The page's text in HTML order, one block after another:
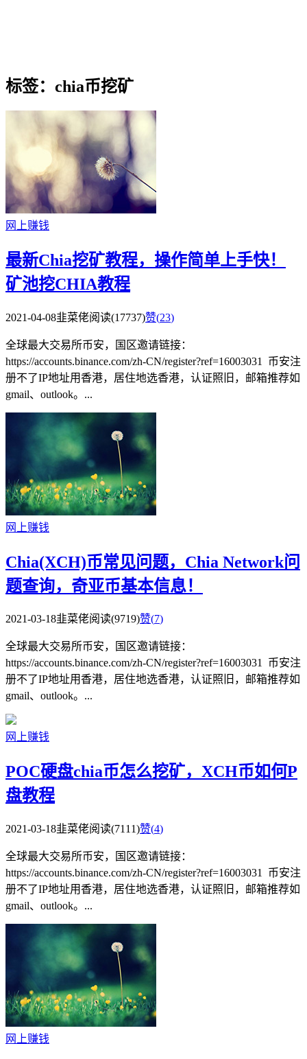
标签：chia币挖矿
网上赚钱
最新Chia挖矿教程，操作简单上手快！
矿池挖CHIA教程
2021-04-08韭菜佬阅读(17737)赞(23)
全球最大交易所币安，国区邀请链接：
https://accounts.binance.com/zh-CN/register?ref=16003031 币安注
册不了IP地址用香港，居住地选香港，认证照旧，邮箱推荐如
gmail、outlook。...
网上赚钱
Chia(XCH)币常见问题，Chia Network问
题查询，奇亚币基本信息！
2021-03-18韭菜佬阅读(9719)赞(7)
全球最大交易所币安，国区邀请链接：
https://accounts.binance.com/zh-CN/register?ref=16003031 币安注
册不了IP地址用香港，居住地选香港，认证照旧，邮箱推荐如
gmail、outlook。...
网上赚钱
POC硬盘chia币怎么挖矿，XCH币如何P
盘教程
2021-03-18韭菜佬阅读(7111)赞(4)
全球最大交易所币安，国区邀请链接：
https://accounts.binance.com/zh-CN/register?ref=16003031 币安注
册不了IP地址用香港，居住地选香港，认证照旧，邮箱推荐如
gmail、outlook。...
网上赚钱